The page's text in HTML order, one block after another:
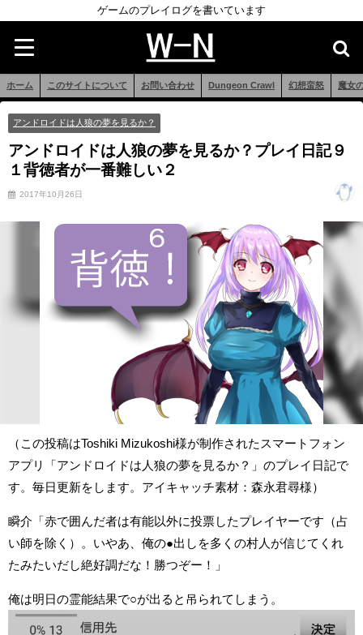
ゲームのプレイログを書いています
ホーム このサイトについて お問い合わせ Dungeon Crawl 幻想蛮怒 魔女
アンドロイドは人狼の夢を見るか？
アンドロイドは人狼の夢を見るか？プレイ日記９
１背徳者が一番難しい２
2017年10月26日
（この投稿はToshiki Mizukoshi様が制作されたスマートフォン
アプリ「アンドロイドは人狼の夢を見るか？」のプレイ日記で
す。毎日更新をします。アイキャッチ素材：森永君尋様）
瞬介「赤で囲んだ者は有能以外に投票したプレイヤーです（占
い師を除く）。いやあ、俺の●出しを多くの村人が信じてくれ
たみたいだし絶好調だな！勝つぞー！」
俺は明日の霊能結果で○が出ると吊られてしまう。